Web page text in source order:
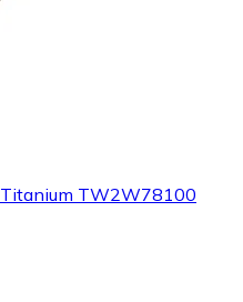
TW2W78100